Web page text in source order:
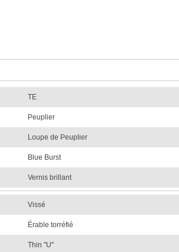
TE
Peuplier
Loupe de Peuplier
Blue Burst
Vernis brillant
Vissé
Érable torréfié
Thin "U"